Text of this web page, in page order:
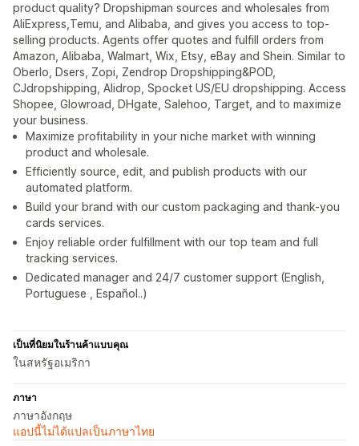
product quality? Dropshipman sources and wholesales from
AliExpress,Temu, and Alibaba, and gives you access to top-
selling products. Agents offer quotes and fulfill orders from
Amazon, Alibaba, Walmart, Wix, Etsy, eBay and Shein. Similar to
Oberlo, Dsers, Zopi, Zendrop Dropshipping&POD,
CJdropshipping, Alidrop, Spocket US/EU dropshipping. Access
Shopee, Glowroad, DHgate, Salehoo, Target, and to maximize
your business.
Maximize profitability in your niche market with winning
product and wholesale.
Efficiently source, edit, and publish products with our
automated platform.
Build your brand with our custom packaging and thank-you
cards services.
Enjoy reliable order fulfillment with our top team and full
tracking services.
Dedicated manager and 24/7 customer support (English,
Portuguese , Español..)
เป็นที่นิยมในร้านค้าแบบคุณ
ในสหรัฐอเมริกา
ภาษา
ภาษาอังกฤษ
แอปนี้ไม่ได้แปลเป็นภาษาไทย